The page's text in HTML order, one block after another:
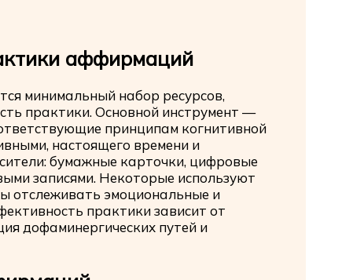
аффирмаций
минимальный набор ресурсов,
практики. Основной инструмент —
принципам когнитивной
настоящего времени и
бумажные карточки, цифровые
записями. Некоторые используют
отслеживать эмоциональные и
практики зависит от
дофаминергических путей и